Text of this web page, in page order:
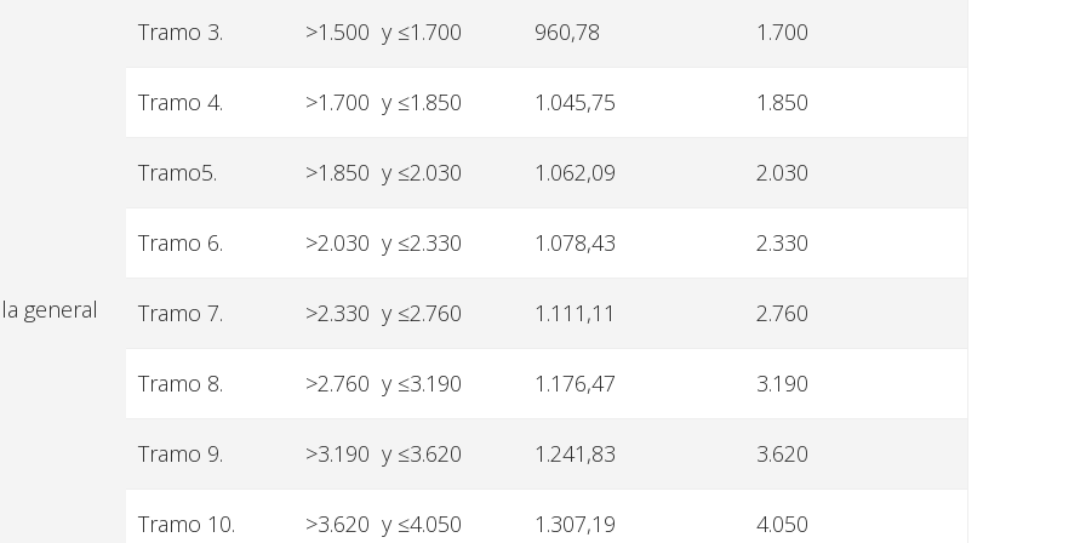
general
Tramo 3. >1.500 y ≤1.700 960,78 1.700
Tramo 4. >1.700 y ≤1.850 1.045,75 1.850
Tramo5. >1.850 y ≤2.030 1.062,09 2.030
Tramo 6. >2.030 y ≤2.330 1.078,43 2.330
Tramo 7. >2.330 y ≤2.760 1.111,11 2.760
Tramo 8. >2.760 y ≤3.190 1.176,47 3.190
Tramo 9. >3.190 y ≤3.620 1.241,83 3.620
Tramo 10. >3.620 y ≤4.050 1.307,19 4.050